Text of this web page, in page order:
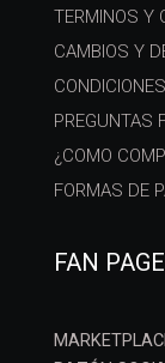
TERMINOS Y
CAMBIOS Y
PREGUNTAS
¿COMO
FORMAS DE
FAN